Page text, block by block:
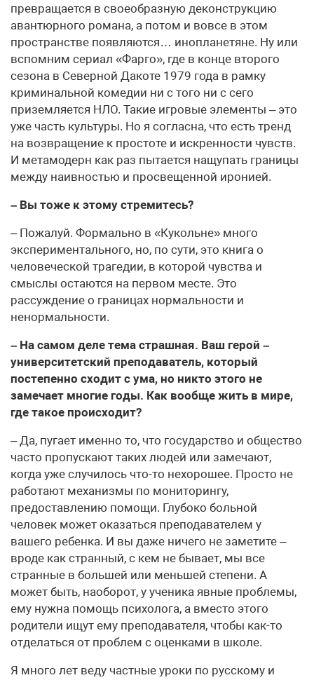
превращается в своеобразную деконструкцию
авантюрного романа, а потом и вовсе в этом
пространстве появляются… инопланетяне. Ну или
вспомним сериал «Фарго», где в конце второго
сезона в Северной Дакоте 1979 года в рамку
криминальной комедии ни с того ни с сего
приземляется НЛО. Такие игровые элементы – это
уже часть культуры. Но я согласна, что есть тренд
на возвращение к простоте и искренности чувств.
И метамодерн как раз пытается нащупать границы
между наивностью и просвещенной иронией.
– Вы тоже к этому стремитесь?
– Пожалуй. Формально в «Кукольне» много
экспериментального, но, по сути, это книга о
человеческой трагедии, в которой чувства и
смыслы остаются на первом месте. Это
рассуждение о границах нормальности и
ненормальности.
– На самом деле тема страшная. Ваш герой –
университетский преподаватель, который
постепенно сходит с ума, но никто этого не
замечает многие годы. Как вообще жить в мире,
где такое происходит?
– Да, пугает именно то, что государство и общество
часто пропускают таких людей или замечают,
когда уже случилось что-то нехорошее. Просто не
работают механизмы по мониторингу,
предоставлению помощи. Глубоко больной
человек может оказаться преподавателем у
вашего ребенка. И вы даже ничего не заметите –
вроде как странный, с кем не бывает, мы все
странные в большей или меньшей степени. А
может быть, наоборот, у ученика явные проблемы,
ему нужна помощь психолога, а вместо этого
родители ищут ему преподавателя, чтобы как-то
отделаться от проблем с оценками в школе.
Я много лет веду частные уроки по русскому и